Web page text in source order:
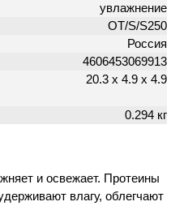
увлажнение
OT/S/S250
Россия
4606453069913
20.3 х 4.9 х 4.9
0.294 кг
и освежает. Протеины
влагу, облегчают